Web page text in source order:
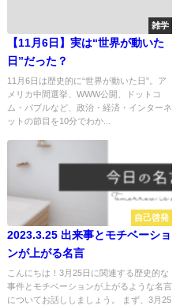
雑学
【11月6日】実は“世界が動いた
日”だった？
11月6日は歴史的に“世界が動いた日”。ア
メリカ中間選挙、WWW公開、ドットコ
ム・バブルなど、政治・経済・インターネ
ットの節目を10分でわか...
自己啓発
2023.3.25 出来事とモチベーショ
ンが上がる名言
こんにちは！3月25日に関連する歴史的な
事件とモチベーションが上がるような名言
についてお話ししましょう。 まず、3月25